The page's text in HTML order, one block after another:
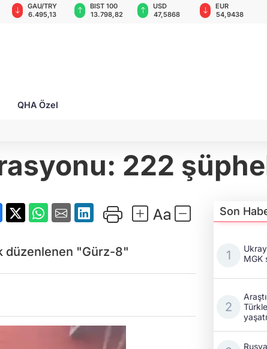
BIST 100
13.798,82
USD
47,5868
EUR
54,9438
GBP
64,1319
QHA Özel
222
düzenlenen "Gürz-8"
Son
MGK